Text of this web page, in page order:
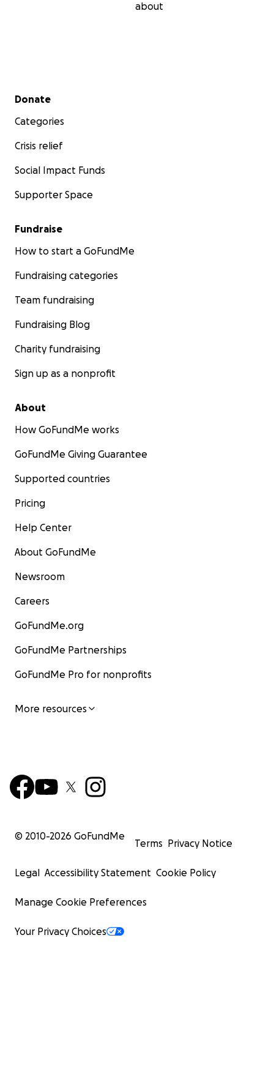
about
Secondary menu
Donate
Categories
Crisis relief
Social Impact Funds
Supporter Space
Fundraise
How to start a GoFundMe
Fundraising categories
Team fundraising
Fundraising Blog
Charity fundraising
Sign up as a nonprofit
About
How GoFundMe works
GoFundMe Giving Guarantee
Supported countries
Pricing
Help Center
About GoFundMe
Newsroom
Careers
GoFundMe.org
GoFundMe Partnerships
GoFundMe Pro for nonprofits
More resources
© 2010-2026 GoFundMe
Terms Privacy Notice
Legal Accessibility Statement Cookie Policy
Manage Cookie Preferences
Your Privacy Choices